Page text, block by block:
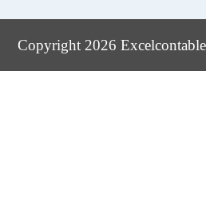
Copyright 2026